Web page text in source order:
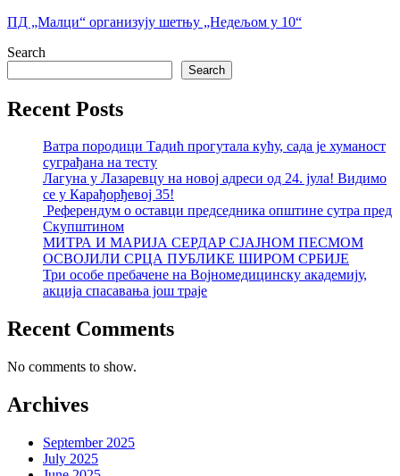
ПД „Малци“ организују шетњу „Недељом у 10“
Search
Search
Recent Posts
Ватра породици Тадић прогутала кућу, сада је хуманост
суграђана на тесту
Лагуна у Лазаревцу на новој адреси од 24. јула! Видимо
се у Карађорђевој 35!
Референдум о оставци председника општине сутра пред
Скупштином
МИТРА И МАРИЈА СЕРДАР СЈАЈНОМ ПЕСМОМ
ОСВОЈИЛИ СРЦА ПУБЛИКЕ ШИРОМ СРБИЈЕ
Три особе пребачене на Војномедицинску академију,
акција спасавања још траје
Recent Comments
No comments to show.
Archives
September 2025
July 2025